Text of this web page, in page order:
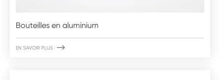
Bouteilles en aluminium
EN SAVOIR PLUS 